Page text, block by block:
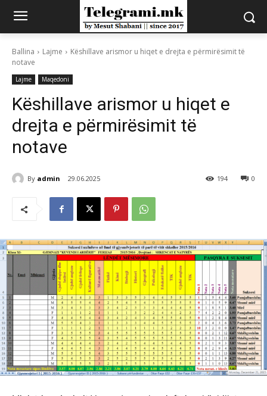
Ballina Lajme
Këshillave arismor u hiqet e drejta e përmirësimit të
notave
Lajme Maqedoni
Këshillave arismor u hiqet e
drejta e përmirësimit të
notave
By admin 29.06.2025 0
194